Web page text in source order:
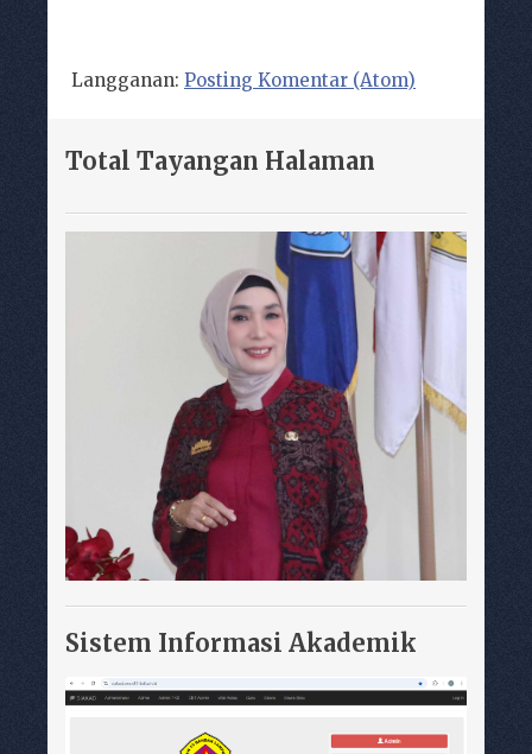
Langganan: Posting Komentar (Atom)
Total Tayangan Halaman
Sistem Informasi Akademik